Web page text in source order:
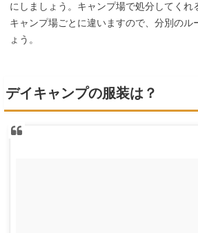
にしましょう。キャンプ場で処分してくれ
キャンプ場ごとに違いますので、分別のル
ょう。
デイキャンプの服装は？